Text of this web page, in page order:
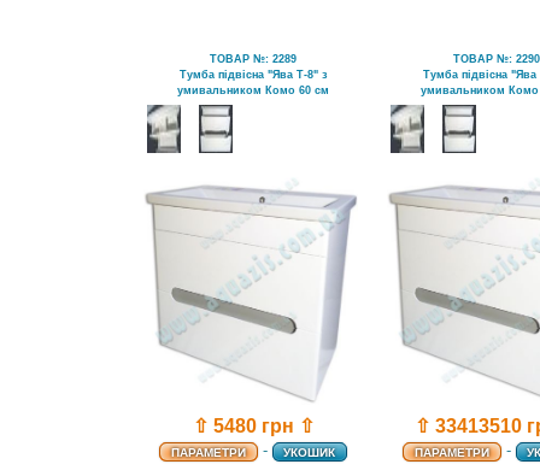
ТОВАР №: 2289
Тумба підвісна "Ява Т-8" з
умивальником Комо 60 см
⇧ 5480 грн ⇧
ПАРАМЕТРИ - УКОШИК
ТОВАР №: 2290
Тумба підвісна "Ява
умивальником Комо
⇧ 33413510
ПАРАМЕТРИ -